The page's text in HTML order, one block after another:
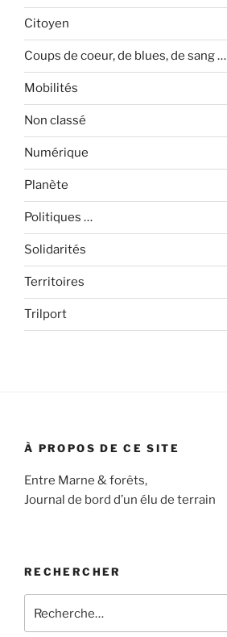
Citoyen
Coups de coeur, de blues, de sang …
Mobilités
Non classé
Numérique
Planète
Politiques …
Solidarités
Territoires
Trilport
À PROPOS DE CE SITE
Entre Marne & forêts,
Journal de bord d’un élu de terrain
RECHERCHER
pour